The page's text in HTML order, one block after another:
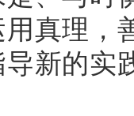
真理，
新的实